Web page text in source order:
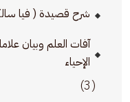
شرح قصيدة ( فيا
آفات العلم وبيان
الإحياء
(3)